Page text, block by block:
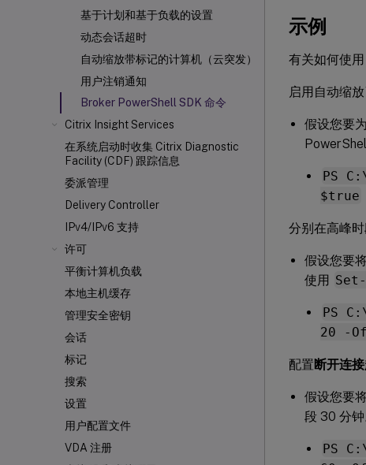
基于计划和基于负载的设置
动态会话超时
自动缩放带标记的计算机（云突发）
用户注销通知
Broker PowerShell SDK 命令
Citrix Insight Services
在系统启动时收集 Citrix Diagnostic
Facility (CDF) 跟踪信息
委派管理
Delivery Controller
IPv4/IPv6 支持
许可
平衡计算机负载
本地主机缓存
管理安全密钥
会话
标记
搜索
设置
用户配置文件
VDA 注册
示例
有关如何使
启用自动缩放
假设您要
PS
$true
分别在高峰
假设您要
使用
PS
20 -
配置断开连
假设您要
段 30 分
PS